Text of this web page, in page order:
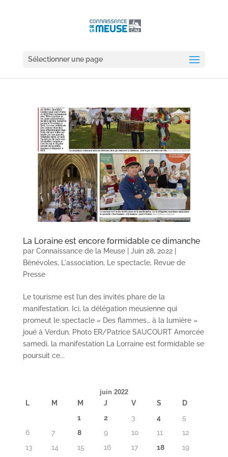
Sélectionner une page
La Loraine est encore formidable ce dimanche
par Connaissance de la Meuse| Juin 28, 2022|
Bénévoles, L'association, Le spectacle, Revue de
Presse
Le tourisme est l’un des invités phare de la
manifestation. Ici, la délégation meusienne qui
promeut le spectacle « Des flammes… à la lumière »
joué à Verdun. Photo ER/Patrice SAUCOURT Amorcée
samedi, la manifestation La Lorraine est formidable se
poursuit ce...
juin 2022
L M M J V S
D
1
2 3 4
5
6
7 8 9 10 11
12
13
14 15 16 17 18 19